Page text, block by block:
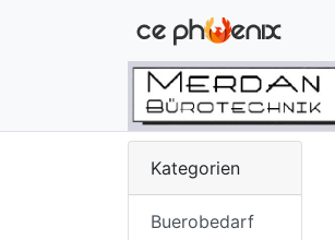
Kategorien
Buerobedarf